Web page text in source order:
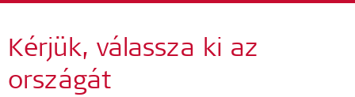
Kérjük, válassza ki az
országát